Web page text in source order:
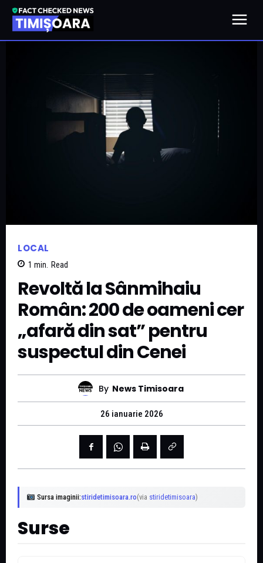
LOCAL
1 min. Read
Revoltă la Sânmihaiu
Român: 200 de oameni cer
„afară din sat” pentru
suspectul din Cenei
By News Timisoara
26 ianuarie 2026
Sursa imaginii:stiridetimisoara.ro(via stiridetimisoara)
Surse